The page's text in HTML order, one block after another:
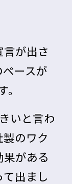
が出さ
ースが
いと言わ
のワク
がある
出まし